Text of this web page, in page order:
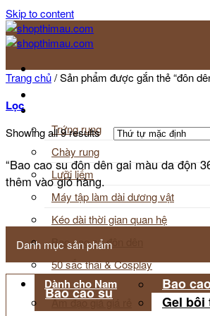
Skip to content
Trứng rung
Chày rung
Lưỡi liếm
Máy tập làm dài dương vật
Kéo dài thời gian quan hệ
Bao cao su đôn dên
50 sắc thái & Cosplay
Dành cho Nam
Âm đạo giả giá rẻ
Trang chủ/Sản phẩm được gắn thẻ “đôn
Lọc
Showing all 9 results
“Bao cao su đôn dên gai màu da độn
thêm vào giỏ hàng.
Danh mục sản phẩm
Bao cao su
Bao
Gel bôi